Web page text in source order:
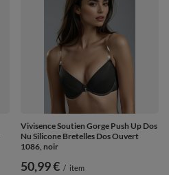
Vivisence Soutien Gorge Push Up Dos
Nu Silicone Bretelles Dos Ouvert
1086, noir
50,99 € / item